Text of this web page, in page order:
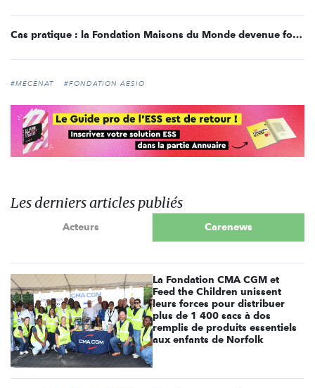
Cas pratique : la Fondation Maisons du Monde devenue fonds de dotation Maisons du Monde Foundation
#MÉCÉNAT #FONDATION AÉSIO
Les derniers articles publiés
Acteurs Carenews
La Fondation CMA CGM et
Feed the Children unissent
leurs forces pour distribuer
plus de 1 400 sacs à dos
remplis de produits essentiels
aux enfants de Norfolk